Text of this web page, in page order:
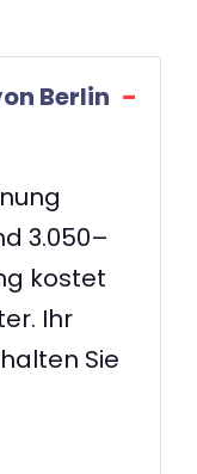
Berlin
3.050–
kostet
Ihr
Sie